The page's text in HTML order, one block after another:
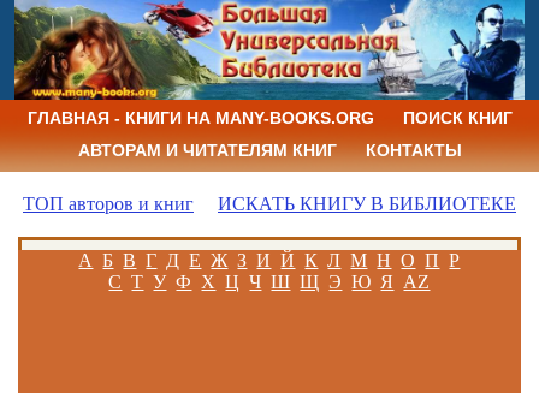
ГЛАВНАЯ - КНИГИ НА MANY-BOOKS.ORG
ПОИСК КНИГ
АВТОРАМ И ЧИТАТЕЛЯМ КНИГ
КОНТАКТЫ
ТОП авторов и книг ИСКАТЬ КНИГУ В БИБЛИОТЕКЕ
А Б В Г Д Е Ж З И Й К Л М Н О П Р
С Т У Ф Х Ц Ч Ш Щ Э Ю Я AZ